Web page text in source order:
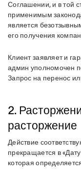
Соглашении, и в той
применимым
является
его получения
Клиент заявляет и
админ уполномочен
Запрос на перенос
2.
расторжение
Действие
прекращается в
которая